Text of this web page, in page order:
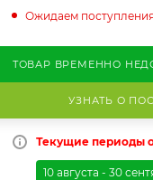
Ожидаем поступления
ТОВАР ВРЕМЕННО
УЗНАТЬ О
Текущие периоды
10 августа - 30